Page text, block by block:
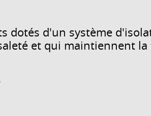
dotés d'un système
et qui maintiennent